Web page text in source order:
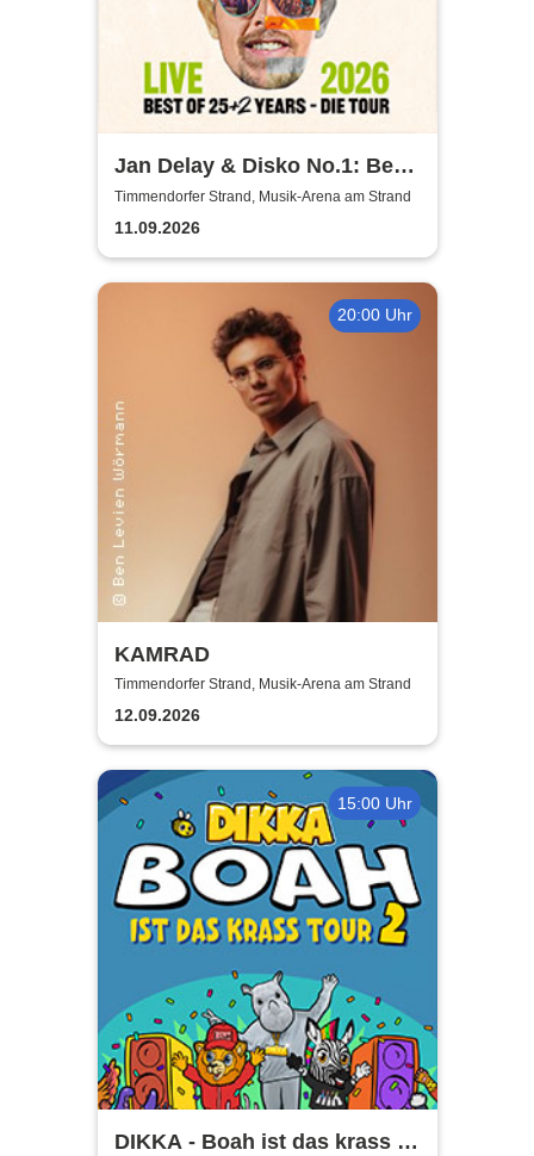
Jan Delay & Disko No.1: Best
of 25 + 2 Years - Die Tour
Timmendorfer Strand, Musik-Arena am Strand
11.09.2026
20:00 Uhr
KAMRAD
Timmendorfer Strand, Musik-Arena am Strand
12.09.2026
15:00 Uhr
DIKKA - Boah ist das krass -